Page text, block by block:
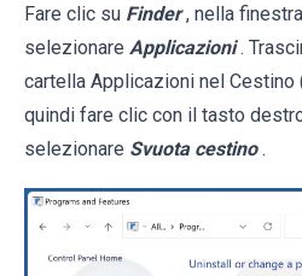
Fare clic su Finder , nella
selezionare Applicazioni .
cartella Applicazioni nel Cestino
quindi fare clic con il tasto
selezionare Svuota cestino .